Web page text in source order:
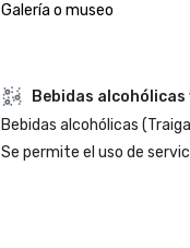
Galería o museo
Bebidas
Bebidas alcohólicas
Se permite el uso de